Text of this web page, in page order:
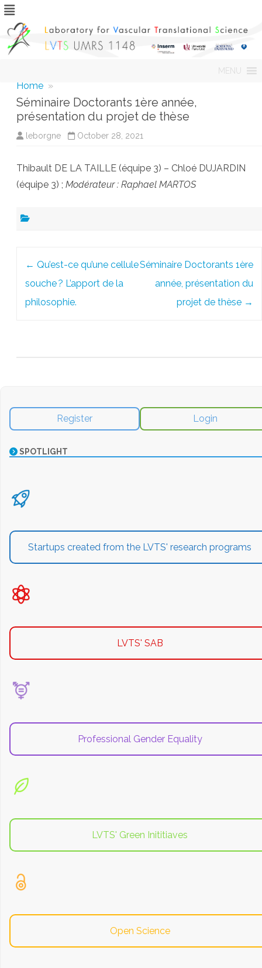
MENU
Home »
Séminaire Doctorants 1ère année,
présentation du projet de thèse
leborgne October 28, 2021
Thibault DE LA TAILLE (équipe 3) – Chloé DUJARDIN
(équipe 3) ; Modérateur : Raphael MARTOS
← Qu’est-ce qu’une cellule
souche ? L’apport de la
philosophie.
Séminaire Doctorants 1ère
année, présentation du
projet de thèse →
Register Login
SPOTLIGHT
Startups created from the LVTS' research programs
LVTS' SAB
Professional Gender Equality
LVTS' Green Inititiaves
Open Science